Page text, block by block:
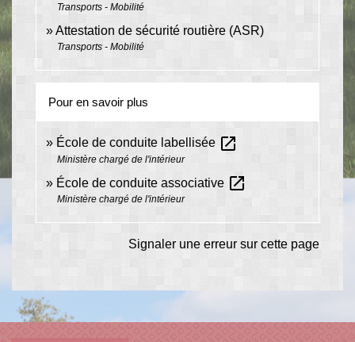
Transports - Mobilité
Attestation de sécurité routière (ASR)
Transports - Mobilité
Pour en savoir plus
École de conduite labellisée open_in_new
Ministère chargé de l'intérieur
École de conduite associative open_in_new
Ministère chargé de l'intérieur
Signaler une erreur sur cette page